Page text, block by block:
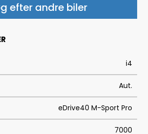
efter andre biler
i4
Aut.
eDrive40 M-Sport Pro
7000